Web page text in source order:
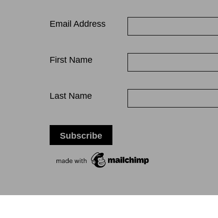
Email Address
First Name
Last Name